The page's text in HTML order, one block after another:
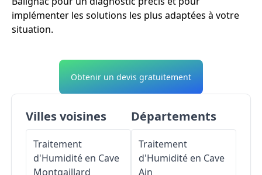
implémenter les solutions les plus adaptées à votre
situation.
Obtenir un devis gratuitement
Villes voisines
Traitement
d'Humidité en Cave
Montgaillard
Départements
Traitement
d'Humidité en Cave
Ain